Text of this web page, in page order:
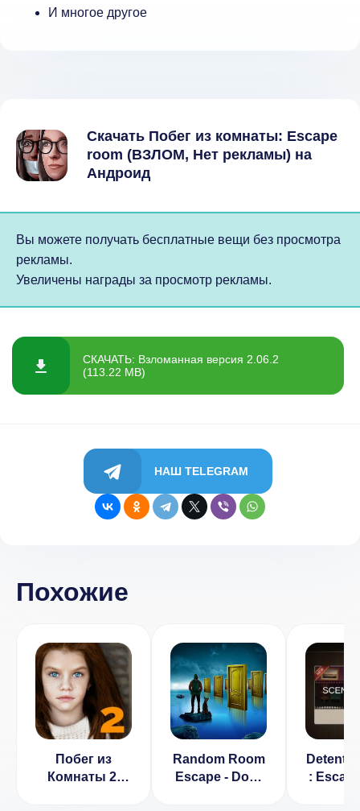
И многое другое
Скачать Побег из комнаты: Escape
room (ВЗЛОМ, Нет рекламы) на
Андроид
Вы можете получать бесплатные вещи без просмотра
рекламы.
Увеличены награды за просмотр рекламы.
СКАЧАТЬ: Взломанная версия 2.06.2
(113.22 MB)
НАШ TELEGRAM
Похожие
Побег из
Комнаты 2.
Random Room
Escape - Door
: